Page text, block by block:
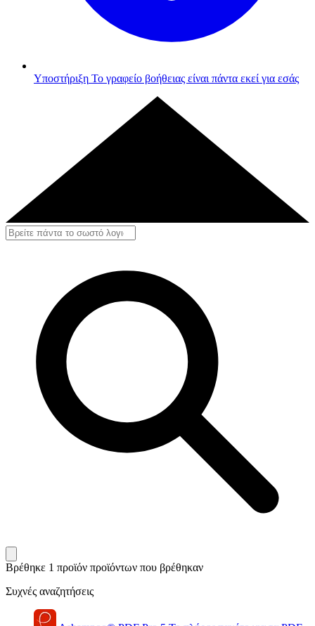
Υποστήριξη Το γραφείο βοήθειας είναι πάντα εκεί για εσάς
Βρέθηκε 1 προϊόν προϊόντων που βρέθηκαν
Συχνές αναζητήσεις